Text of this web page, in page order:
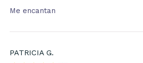
Me encantan
PATRICIA G.